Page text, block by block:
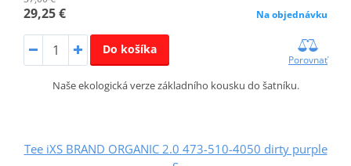
29,25 € Na objednávku
Do košíka
Porovnať
Naše ekologická verze základního kousku do šatníku.
Tee iXS BRAND ORGANIC 2.0 473-510-4050 dirty purple